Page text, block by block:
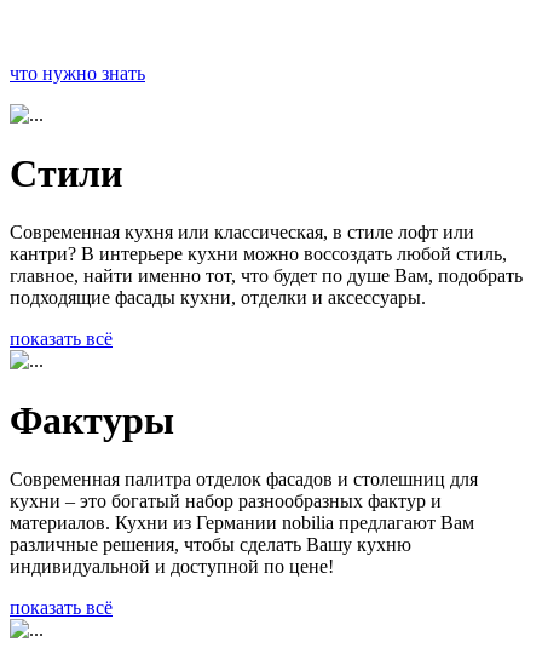
что нужно знать
Стили
Современная кухня или классическая, в стиле лофт или
кантри? В интерьере кухни можно воссоздать любой стиль,
главное, найти именно тот, что будет по душе Вам, подобрать
подходящие фасады кухни, отделки и аксессуары.
показать всё
Фактуры
Современная палитра отделок фасадов и столешниц для
кухни – это богатый набор разнообразных фактур и
материалов. Кухни из Германии nobilia предлагают Вам
различные решения, чтобы сделать Вашу кухню
индивидуальной и доступной по цене!
показать всё